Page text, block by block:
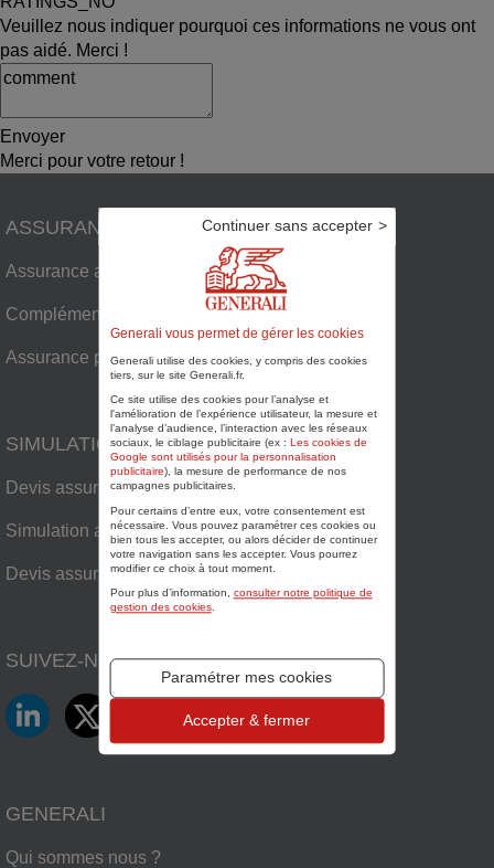
Veuillez nous indiquer pourquoi ces informations ne vous ont
pas aidé. Merci !
Envoyer
Merci pour votre retour !
ASSURANCES
Assurance auto
Complémentaire santé senior
Assurance plaisance
SIMULATIONS
Devis assurance habitation
Simulation assurance auto
Devis assurance plaisance
SUIVEZ-NOUS SUR
LinkedIn
TwitterFacebook
YouTube
GENERALI
Qui sommes nous ?
Generali vous permet de gérer les cookies
Generali utilise des cookies, y compris des cookies
tiers, sur le site Generali.fr.
Ce site utilise des cookies pour l’analyse et
l'amélioration de l’expérience utilisateur, la mesure et
l’analyse d’audience, l’interaction avec les réseaux
sociaux, le ciblage publicitaire (ex : Les cookies de
Google sont utilisés pour la personnalisation
publicitaire), la mesure de performance de nos
campagnes publicitaires.
Pour certains d’entre eux, votre consentement est
nécessaire. Vous pouvez paramétrer ces cookies ou
bien tous les accepter, ou alors décider de continuer
votre navigation sans les accepter. Vous pourrez
modifier ce choix à tout moment.
Pour plus d’information, consulter notre politique de
gestion des cookies.
Paramétrer mes cookies
Continuer sans accepter
Accepter & fermer